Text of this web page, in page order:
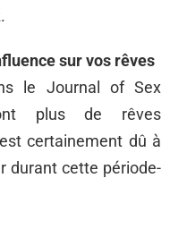
sur vos rêves
le Journal of Sex
plus de rêves
certainement dû à
durant cette période-